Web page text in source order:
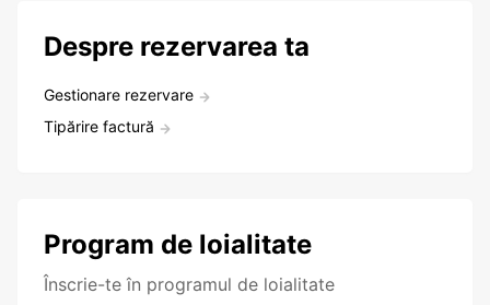
Despre rezervarea ta
Gestionare rezervare
Tipărire factură
Program de loialitate
Înscrie-te în programul de loialitate